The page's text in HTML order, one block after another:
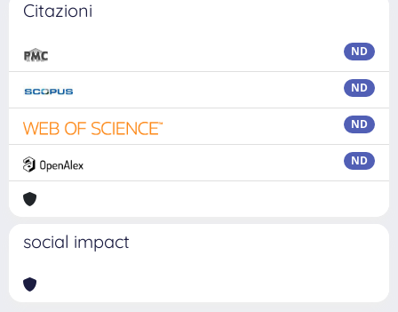
Citazioni
ND
ND
ND
ND
social impact